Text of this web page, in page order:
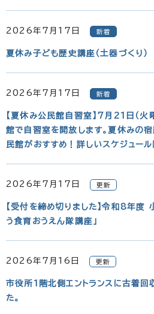
2026年7月17日 新着
夏休み子ども歴史講座（土器づくり）
2026年7月17日 新着
【夏休み公民館自習室】7月21日（火
館で自習室を開放します。夏休みの
民館がおすすめ！詳しいスケジュール
2026年7月17日 更新
【受付を締め切りました】令和8年度
う食育おうえん隊講座」
2026年7月16日 更新
市役所1階北側エントランスに古着
た。